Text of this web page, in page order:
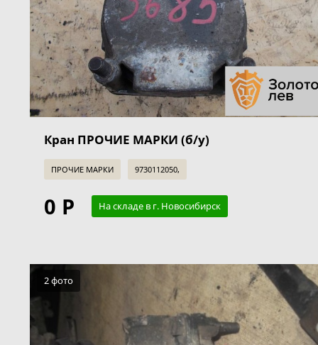
Кран ПРОЧИЕ МАРКИ (б/у)
ПРОЧИЕ МАРКИ 9730112050,
0 Р На складе в г. Новосибирск
2 фото